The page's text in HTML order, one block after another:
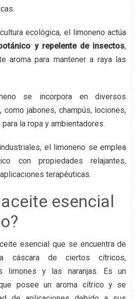
ecológica, el limoneno actúa
y repelente de insectos,
aroma para mantener a raya las
se incorpora en diversos
jabones, champús, lociones,
la ropa y ambientadores.
el limoneno se emplea
con propiedades relajantes,
terapéuticas.
esencial
esencial que se encuentra de
cáscara de ciertos cítricos,
limones y las naranjas. Es un
posee un aroma cítrico y se